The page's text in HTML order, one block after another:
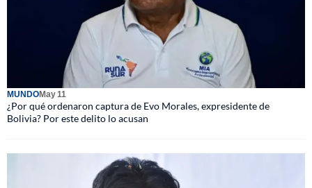
MUNDOMay 11
¿Por qué ordenaron captura de Evo Morales, expresidente de
Bolivia? Por este delito lo acusan